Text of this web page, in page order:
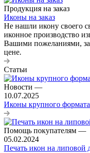
Продукция на заказ
Иконы на заказ
Не нашли икону своего
иконное производство
Вашими пожеланиями,
цене.
Статьи
Новости —
10.07.2025
Иконы крупного
Помощь покупателям —
05.02.2024
Печать икон на липовой